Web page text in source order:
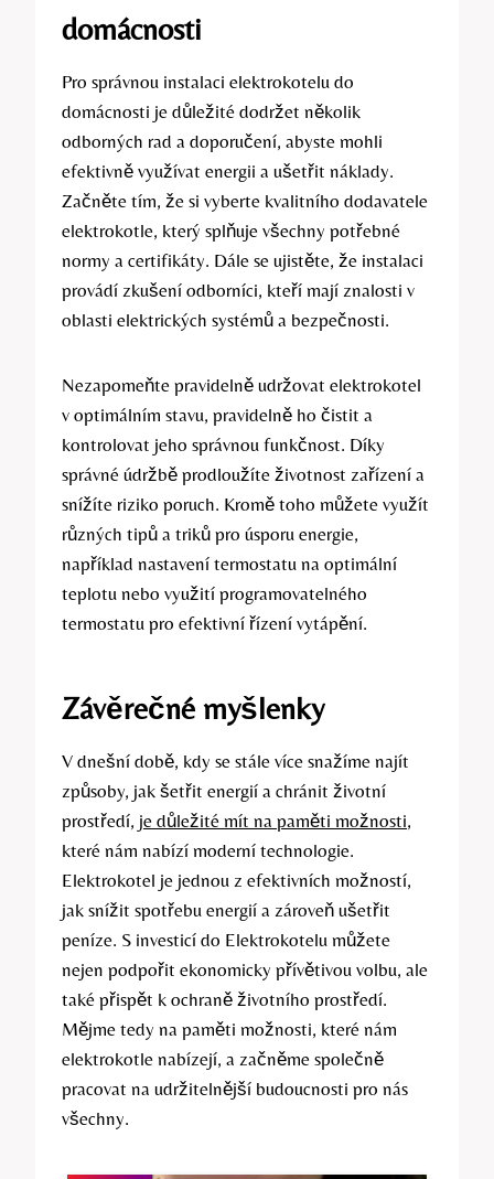
domácnosti
Pro správnou instalaci elektrokotelu do
domácnosti je důležité dodržet několik
odborných rad a doporučení, abyste mohli
efektivně využívat energii a ušetřit náklady.
Začněte tím, že si vyberte kvalitního dodavatele
elektrokotle, který splňuje všechny potřebné
normy a certifikáty. Dále se ujistěte, že instalaci
provádí zkušení odborníci, kteří mají znalosti v
oblasti elektrických systémů a bezpečnosti.
Nezapomeňte pravidelně udržovat elektrokotel
v optimálním stavu, pravidelně ho čistit a
kontrolovat jeho správnou funkčnost. Díky
správné údržbě prodloužíte životnost zařízení a
snížíte riziko poruch. Kromě toho můžete využít
různých tipů a triků pro úsporu energie,
například nastavení termostatu na optimální
teplotu nebo využití programovatelného
termostatu pro efektivní řízení vytápění.
Závěrečné myšlenky
V dnešní době, kdy se stále více snažíme najít
způsoby, jak šetřit energií a chránit životní
prostředí, je důležité mít na paměti možnosti,
které nám nabízí moderní technologie.
Elektrokotel je jednou z efektivních možností,
jak snížit spotřebu energií a zároveň ušetřit
peníze. S investicí do Elektrokotelu můžete
nejen podpořit ekonomicky přívětivou volbu, ale
také přispět k ochraně životního prostředí.
Mějme tedy na paměti možnosti, které nám
elektrokotle nabízejí, a začněme společně
pracovat na udržitelnější budoucnosti pro nás
všechny.